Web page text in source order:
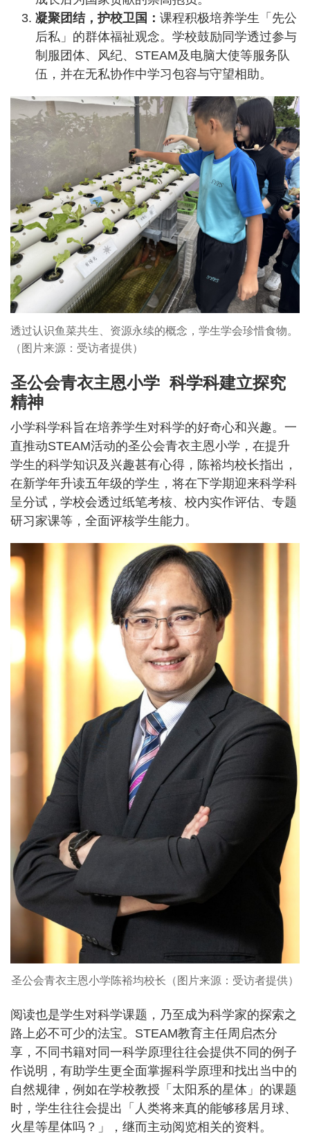
凝聚团结，护校卫国： 课程积极培养学生「先公
后私」的群体福祉观念。学校鼓励同学透过参与
制服团体、风纪、STEAM及电脑大使等服务队
伍，并在无私协作中学习包容与守望相助。
透过认识鱼菜共生、资源永续的概念，学生学会珍惜食物。
（图片来源：受访者提供）
圣公会青衣主恩小学 科学科建立探究
精神
小学科学科旨在培养学生对科学的好奇心和兴趣。一
直推动STEAM活动的圣公会青衣主恩小学，在提升
学生的科学知识及兴趣甚有心得，陈裕均校长指出，
在新学年升读五年级的学生，将在下学期迎来科学科
呈分试，学校会透过纸笔考核、校内实作评估、专题
研习家课等，全面评核学生能力。
圣公会青衣主恩小学陈裕均校长（图片来源：受访者提供）
阅读也是学生对科学课题，乃至成为科学家的探索之
路上必不可少的法宝。STEAM教育主任周启杰分
享，不同书籍对同一科学原理往往会提供不同的例子
作说明，有助学生更全面掌握科学原理和找出当中的
自然规律，例如在学校教授「太阳系的星体」的课题
时，学生往往会提出「人类将来真的能够移居月球、
火星等星体吗？」，继而主动阅览相关的资料。